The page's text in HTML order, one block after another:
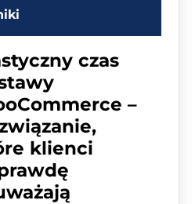
czas
–
klienci